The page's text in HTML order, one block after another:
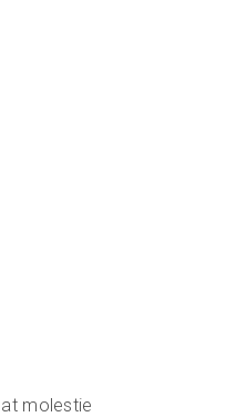
molestie